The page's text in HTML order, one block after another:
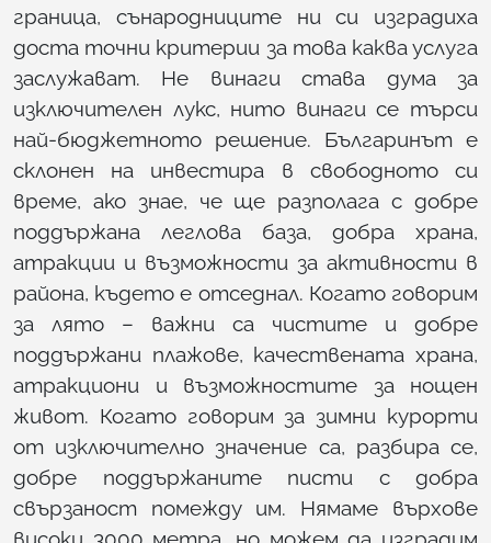
граница, сънародниците ни си изградиха
доста точни критерии за това каква услуга
заслужават. Не винаги става дума за
изключителен лукс, нито винаги се търси
най-бюджетното решение. Българинът е
склонен на инвестира в свободното си
време, ако знае, че ще разполага с добре
поддържана леглова база, добра храна,
атракции и възможности за активности в
района, където е отседнал. Когато говорим
за лято – важни са чистите и добре
поддържани плажове, качествената храна,
атракциони и възможностите за нощен
живот. Когато говорим за зимни курорти
от изключително значение са, разбира се,
добре поддържаните писти с добра
свързаност помежду им. Нямаме върхове